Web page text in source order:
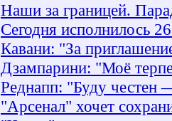
Наши за границей.
Сегодня исполнилось
Кавани: "За
Дзампарини: "Моё
Реднапп: "Буду честен
"Арсенал" хочет